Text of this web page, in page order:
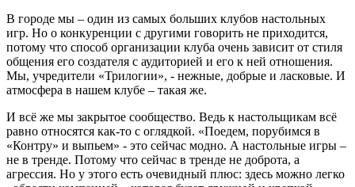
В городе мы – один из самых больших клубов настольных
игр. Но о конкуренции с другими говорить не приходится,
потому что способ организации клуба очень зависит от стиля
общения его создателя с аудиторией и его к ней отношения.
Мы, учредители «Трилогии», - нежные, добрые и ласковые. И
атмосфера в нашем клубе – такая же.
И всё же мы закрытое сообщество. Ведь к настольщикам всё
равно относятся как-то с оглядкой. «Поедем, порубимся в
«Контру» и выпьем» - это сейчас модно. А настольные игры –
не в тренде. Потому что сейчас в тренде не доброта, а
агрессия. Но у этого есть очевидный плюс: здесь можно легко